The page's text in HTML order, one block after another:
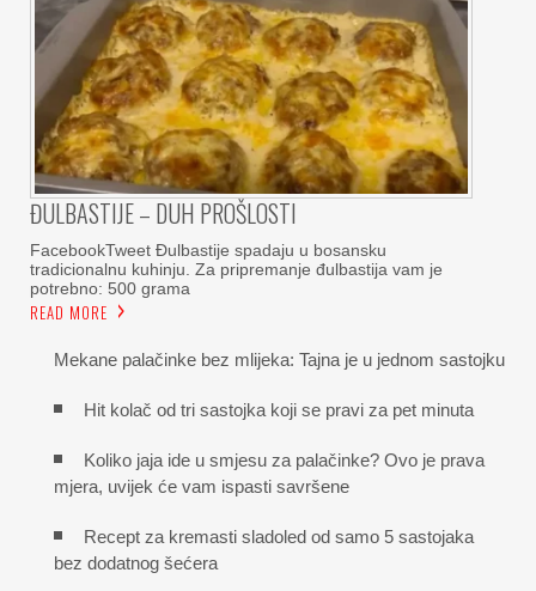
ĐULBASTIJE – DUH PROŠLOSTI
FacebookTweet Đulbastije spadaju u bosansku
tradicionalnu kuhinju. Za pripremanje đulbastija vam je
potrebno: 500 grama
READ MORE
Mekane palačinke bez mlijeka: Tajna je u jednom sastojku
Hit kolač od tri sastojka koji se pravi za pet minuta
Koliko jaja ide u smjesu za palačinke? Ovo je prava
mjera, uvijek će vam ispasti savršene
Recept za kremasti sladoled od samo 5 sastojaka
bez dodatnog šećera